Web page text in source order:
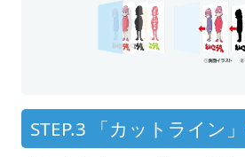
STEP.3 「カットライン